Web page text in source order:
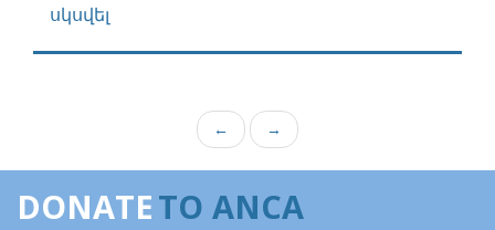
սկսվել
← →
DONATETO ANCA